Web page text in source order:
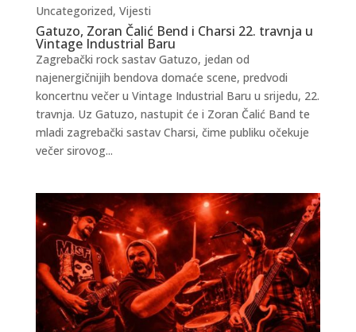
Gatuzo, Zoran Čalić Bend i Charsi 22. travnja u
Vintage Industrial Baru
Uncategorized, Vijesti
Zagrebački rock sastav Gatuzo, jedan od
najenergičnijih bendova domaće scene, predvodi
koncertnu večer u Vintage Industrial Baru u srijedu, 22.
travnja. Uz Gatuzo, nastupit će i Zoran Čalić Band te
mladi zagrebački sastav Charsi, čime publiku očekuje
večer sirovog...